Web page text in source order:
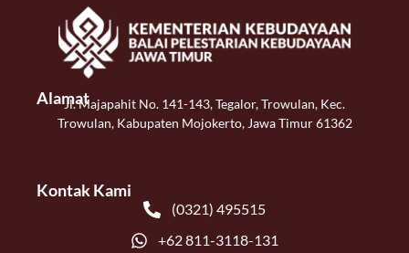
AlamatJl. Majapahit No. 141-143, Tegalor, Trowulan, Kec.
Trowulan, Kabupaten Mojokerto, Jawa Timur 61362
Kontak Kami
(0321) 495515
+62 811-3118-131